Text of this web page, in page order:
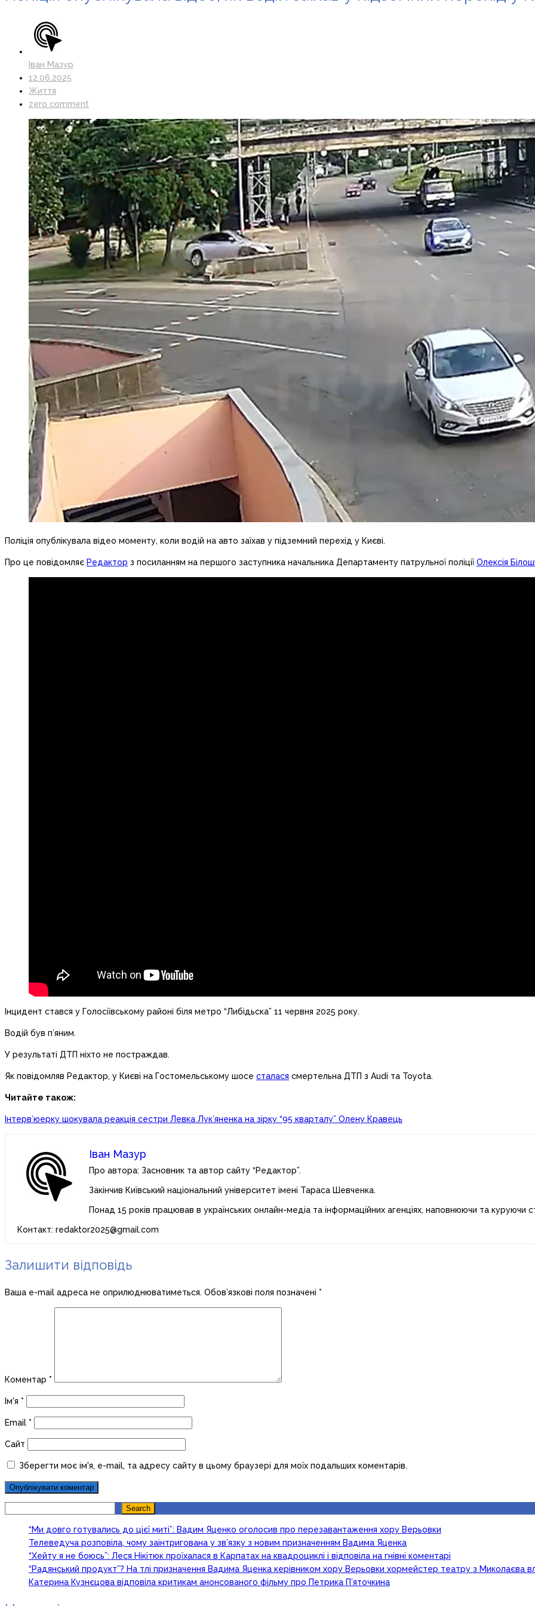
Іван Мазур
12.06.2025
Життя
zero comment
Поліція опублікувала відео моменту, коли водій на авто заїхав у підземний перехід у Києві.
Про це повідомляє Редактор з посиланням на першого заступника начальника Департаменту патрульної поліції Олексія
Інцидент стався у Голосіївському районі біля метро “Либідьска” 11 червня 2025 року.
Водій був п’яним.
У результаті ДТП ніхто не постраждав.
Як повідомляв Редактор, у Києві на Гостомельському шосе сталася смертельна ДТП з Audi та Toyota.
Читайте також:
Інтерв’юерку шокувала реакція сестри Левка Лук’яненка на зірку “95 кварталу” Олену Кравець
Іван Мазур
Про автора: Засновник та автор сайту “Редактор”.
Закінчив Київський національний університет імені Тараса Шевченка.
Понад 15 років працював в українських онлайн-медіа та інформаційних агенціях, наповнюючи та куруючи
Контакт: redaktor2025@gmail.com
Залишити відповідь
Ваша e-mail адреса не оприлюднюватиметься. Обов’язкові поля позначені *
Коментар *
Ім'я *
Email *
Сайт
Зберегти моє ім'я, e-mail, та адресу сайту в цьому браузері для моїх подальших коментарів.
Search
“Ми довго готувались до цієї миті”: Вадим Яценко оголосив про перезавантаження хору Верьовки
Телеведуча розповіла, чому заінтригована у зв’язку з новим призначенням Вадима Яценка
“Хейту я не боюсь”: Леся Нікітюк проїхалася в Карпатах на квадроциклі і відповіла на гнівні коментарі
“Радянський продукт”? На тлі призначення Вадима Яценка керівником хору Верьовки хормейстер театру з Миколаєва
Катерина Кузнєцова відповіла критикам анонсованого фільму про Петрика П’яточкина